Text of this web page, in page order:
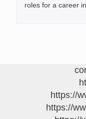
roles for a career
https://
https://